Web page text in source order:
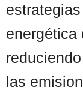
energética
las